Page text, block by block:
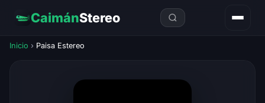
CaimánStereo
Inicio › Paisa Estereo